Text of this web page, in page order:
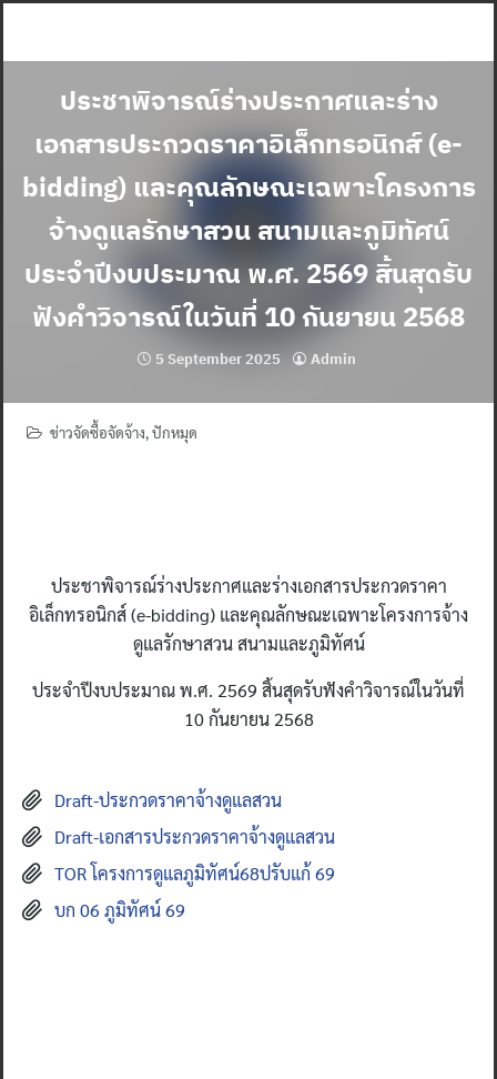
ประชาพิจารณ์ร่างประกาศและร่าง
เอกสารประกวดราคาอิเล็กทรอนิกส์ (e-
bidding) และคุณลักษณะเฉพาะโครงการ
จ้างดูแลรักษาสวน สนามและภูมิทัศน์
ประจำปีงบประมาณ พ.ศ. 2569 สิ้นสุดรับ
ฟังคำวิจารณ์ในวันที่ 10 กันยายน 2568
5 September 2025 Admin
ข่าวจัดซื้อจัดจ้าง,ปักหมุด
ประชาพิจารณ์ร่างประกาศและร่างเอกสารประกวดราคา
อิเล็กทรอนิกส์ (e-bidding) และคุณลักษณะเฉพาะโครงการจ้าง
ดูแลรักษาสวน สนามและภูมิทัศน์
ประจำปีงบประมาณ พ.ศ. 2569 สิ้นสุดรับฟังคำวิจารณ์ในวันที่
10 กันยายน 2568
Draft-ประกวดราคาจ้างดูแลสวน
Draft-เอกสารประกวดราคาจ้างดูแลสวน
TOR โครงการดูแลภูมิทัศน์68ปรับแก้ 69
บก 06 ภูมิทัศน์ 69